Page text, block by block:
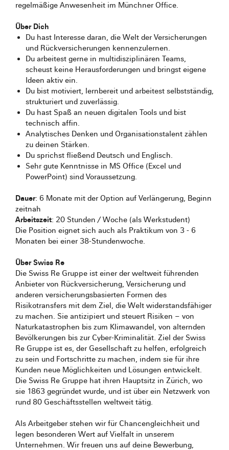
regelmäßige Anwesenheit im Münchner Office.
Über Dich
Du hast Interesse daran, die Welt der Versicherungen
und Rückversicherungen kennenzulernen.
Du arbeitest gerne in multidisziplinären Teams,
scheust keine Herausforderungen und bringst eigene
Ideen aktiv ein.
Du bist motiviert, lernbereit und arbeitest selbstständig,
strukturiert und zuverlässig.
Du hast Spaß an neuen digitalen Tools und bist
technisch affin.
Analytisches Denken und Organisationstalent zählen
zu deinen Stärken.
Du sprichst fließend Deutsch und Englisch.
Sehr gute Kenntnisse in MS Office (Excel und
PowerPoint) sind Voraussetzung.
Dauer: 6 Monate mit der Option auf Verlängerung, Beginn
zeitnah
Arbeitszeit: 20 Stunden / Woche (als Werkstudent)
Die Position eignet sich auch als Praktikum von 3 - 6
Monaten bei einer 38-Stundenwoche.
Über Swiss Re
Die Swiss Re Gruppe ist einer der weltweit führenden
Anbieter von Rückversicherung, Versicherung und
anderen versicherungsbasierten Formen des
Risikotransfers mit dem Ziel, die Welt widerstandsfähiger
zu machen. Sie antizipiert und steuert Risiken – von
Naturkatastrophen bis zum Klimawandel, von alternden
Bevölkerungen bis zur Cyber-Kriminalität. Ziel der Swiss
Re Gruppe ist es, der Gesellschaft zu helfen, erfolgreich
zu sein und Fortschritte zu machen, indem sie für ihre
Kunden neue Möglichkeiten und Lösungen entwickelt.
Die Swiss Re Gruppe hat ihren Hauptsitz in Zürich, wo
sie 1863 gegründet wurde, und ist über ein Netzwerk von
rund 80 Geschäftsstellen weltweit tätig.
Als Arbeitgeber stehen wir für Chancengleichheit und
legen besonderen Wert auf Vielfalt in unserem
Unternehmen. Wir freuen uns auf deine Bewerbung,